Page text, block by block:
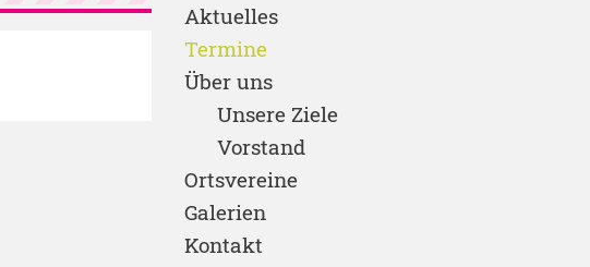
Aktuelles
Termine
Über uns
Unsere Ziele
Vorstand
Ortsvereine
Galerien
Kontakt